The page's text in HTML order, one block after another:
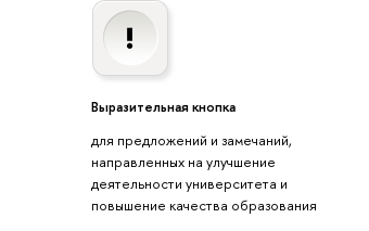
Выразительная кнопка
для предложений и замечаний,
направленных на улучшение
деятельности университета и
повышение качества образования